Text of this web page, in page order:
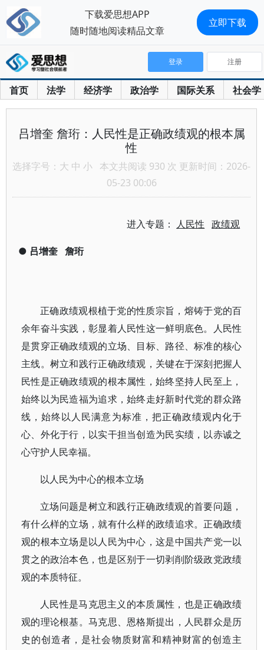
首页 法学 经济学 政治学 国际关系 社会学
登录 注册
吕增奎 詹珩：人民性是正确政绩观的根本属
性
选择字号： 大 中 小 本文共阅读 930 次 更新时间：2026-
05-23 00:06
进入专题： 人民性 政绩观
● 吕增奎 詹珩
正确政绩观根植于党的性质宗旨，熔铸于党的百
余年奋斗实践，彰显着人民性这一鲜明底色。人民性
是贯穿正确政绩观的立场、目标、路径、标准的核心
主线。树立和践行正确政绩观，关键在于深刻把握人
民性是正确政绩观的根本属性，始终坚持人民至上，
始终以为民造福为追求，始终走好新时代党的群众路
线，始终以人民满意为标准，把正确政绩观内化于
心、外化于行，以实干担当创造为民实绩，以赤诚之
心守护人民幸福。
以人民为中心的根本立场
立场问题是树立和践行正确政绩观的首要问题，
有什么样的立场，就有什么样的政绩追求。正确政绩
观的根本立场是以人民为中心，这是中国共产党一以
贯之的政治本色，也是区别于一切剥削阶级政党政绩
观的本质特征。
人民性是马克思主义的本质属性，也是正确政绩
观的理论根基。马克思、恩格斯提出，人民群众是历
史的创造者，是社会物质财富和精神财富的创造主
下载爱思想APP
随时随地阅读精品文章
立即下载